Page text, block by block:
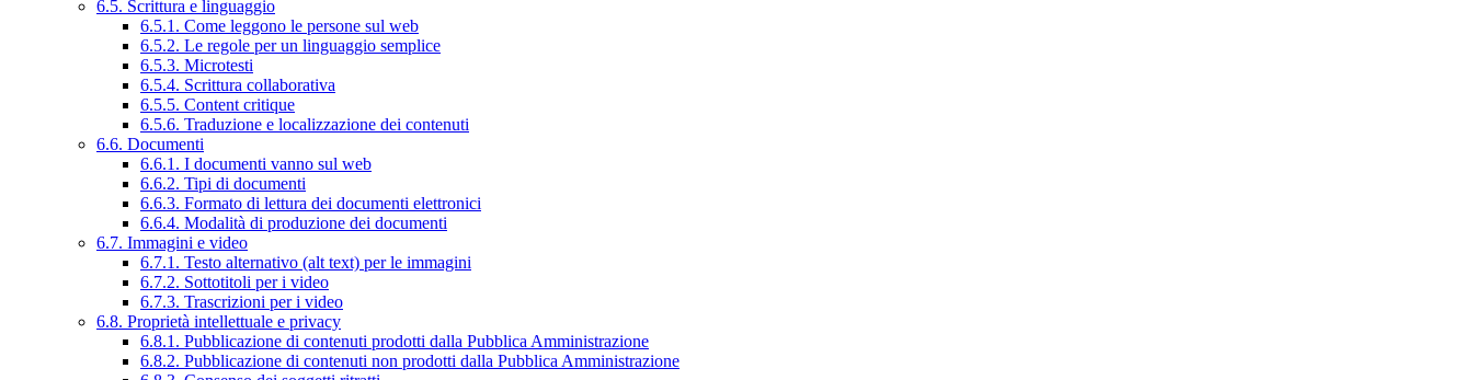
6.5. Scrittura e linguaggio
6.5.1. Come leggono le persone sul web
6.5.2. Le regole per un linguaggio semplice
6.5.3. Microtesti
6.5.4. Scrittura collaborativa
6.5.5. Content critique
6.5.6. Traduzione e localizzazione dei contenuti
6.6. Documenti
6.6.1. I documenti vanno sul web
6.6.2. Tipi di documenti
6.6.3. Formato di lettura dei documenti elettronici
6.6.4. Modalità di produzione dei documenti
6.7. Immagini e video
6.7.1. Testo alternativo (alt text) per le immagini
6.7.2. Sottotitoli per i video
6.7.3. Trascrizioni per i video
6.8. Proprietà intellettuale e privacy
6.8.1. Pubblicazione di contenuti prodotti dalla Pubblica Amministrazione
6.8.2. Pubblicazione di contenuti non prodotti dalla Pubblica Amministrazione